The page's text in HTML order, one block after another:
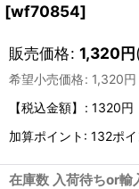
[wf70854]
販売価格: 1,320円
希望小売価格: 1,320円
【税込金額】
: 1320円
加算ポイント: 132ポイ
在庫数 入荷待ちor輸